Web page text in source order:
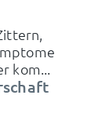
kom...